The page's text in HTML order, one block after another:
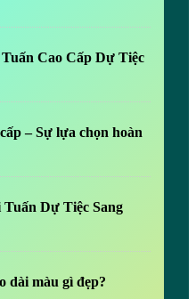
Cao Cấp Dự Tiệc
– Sự lựa chọn hoàn
Dự Tiệc Sang
dài màu gì đẹp?